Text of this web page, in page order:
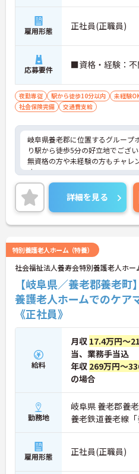
雇用形態 正社員(正職員)
応募要件 ■資格・経験：不
夜勤専従 駅から徒歩10分以内 未経験
社会保険完備
交通費支給
岐阜県養老郡に位置するグループ
り駅から徒歩5分の好立地でござい
無資格の方や未経験の方もチャレ
す。
昇給や賞与制度があり頑張りが評
と職員に還元されます。
ご興味のある方には、面接対策ポ
に詳細をお話しいたしますのでお
さい！
詳細を見る
特別養護老人ホーム（特養）
社会福祉法人養寿会特別養護老人ホー
【岐阜県／養老郡養老
養護老人ホームでのケア
《正社員》
給料
月収 17.4万円～
当、業務手当込
年収 269万円～
の場合
勤務地
岐阜県 養老郡養
養老鉄道養老線
雇用形態 正社員(正職員)